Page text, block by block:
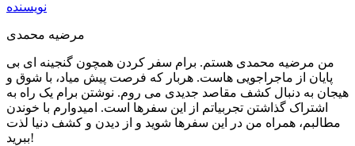
نویسنده
مرضیه محمدی
من مرضیه محمدی هستم. برام سفر کردن همچون گنجینه ای بی
پایان از ماجراجویی هاست. هربار که فرصت پیش میاد، با شوق و
هیجان به دنبال کشف مقاصد جدیدی می روم. نوشتن برام یک راه به
اشتراک گذاشتن تجربیاتم از این سفرها است. امیدوارم با خوندن
مطالبم، همراه من در این سفرها شوید و از دیدن و کشف دنیا لذت
ببرید!